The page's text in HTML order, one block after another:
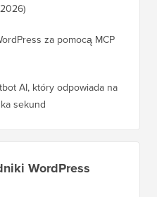
za pomocą MCP
AI, który odpowiada na
sekund
WordPress